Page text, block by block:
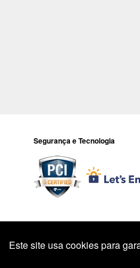
Segurança e Tecnologia
Este site usa cookies para